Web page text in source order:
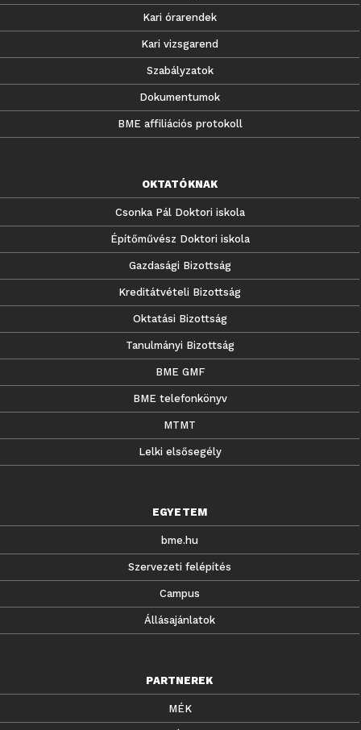
Kari órarendek
Kari vizsgarend
Szabályzatok
Dokumentumok
BME affiliációs protokoll
OKTATÓKNAK
Csonka Pál Doktori iskola
Építőművész Doktori iskola
Gazdasági Bizottság
Kreditátvételi Bizottság
Oktatási Bizottság
Tanulmányi Bizottság
BME GMF
BME telefonkönyv
MTMT
Lelki elsősegély
EGYETEM
bme.hu
Szervezeti felépítés
Campus
Állásajánlatok
PARTNEREK
MÉK